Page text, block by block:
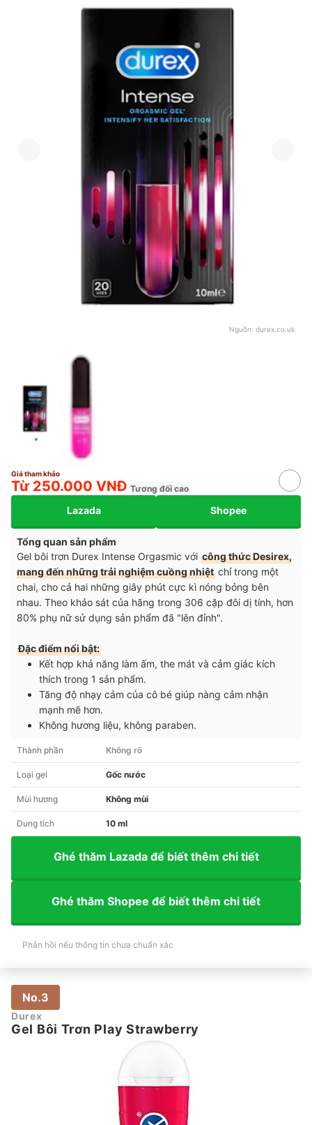
Nguồn: durex.co.uk
Giá tham khảo
Từ 250.000 VNĐ Tương đối cao
Lazada Shopee
Tổng quan sản phẩm
Gel bôi trơn Durex Intense Orgasmic với công thức Desirex,
mang đến những trải nghiệm cuồng nhiệt chỉ trong một
chai, cho cả hai những giây phút cực kì nóng bỏng bên
nhau. Theo khảo sát của hãng trong 306 cặp đôi dị tính, hơn
80% phụ nữ sử dụng sản phẩm đã "lên đỉnh".
Đặc điểm nổi bật:
Kết hợp khả năng làm ấm, the mát và cảm giác kích
thích trong 1 sản phẩm.
Tăng độ nhạy cảm của cô bé giúp nàng cảm nhận
mạnh mẽ hơn.
Không hương liệu, không paraben.
Thành phần Không rõ
Loại gel Gốc nước
Mùi hương Không mùi
Dung tích 10 ml
Ghé thăm Lazada để biết thêm chi tiết
Ghé thăm Shopee để biết thêm chi tiết
Phản hồi nếu thông tin chưa chuẩn xác
No.3
Durex
Gel Bôi Trơn Play Strawberry